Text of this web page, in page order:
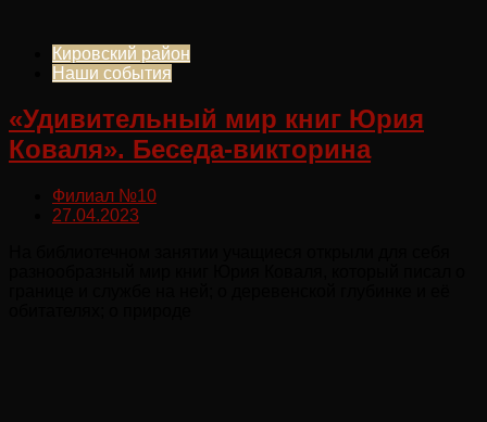
Кировский район
Наши события
«Удивительный мир книг Юрия
Коваля». Беседа-викторина
Филиал №10
27.04.2023